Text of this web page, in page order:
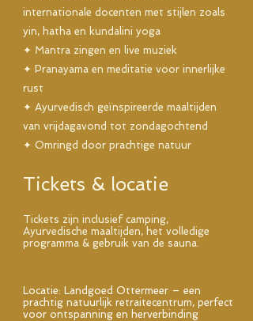
internationale docenten met stijlen zoals
yin, hatha en kundalini yoga
✦ Mantra zingen en live muziek
✦ Pranayama en meditatie voor innerlijke
rust
✦ Ayurvedisch geïnspireerde maaltijden
van vrijdagavond tot zondagochtend
✦ Omringd door prachtige natuur​​​
Tickets & locatie
Tickets zijn inclusief camping,
Ayurvedische maaltijden, het volledige
programma & gebruik van de sauna.
Locatie: Landgoed Ottermeer – een
prachtig natuurlijk retraitecentrum, perfect
voor ontspanning en herverbinding